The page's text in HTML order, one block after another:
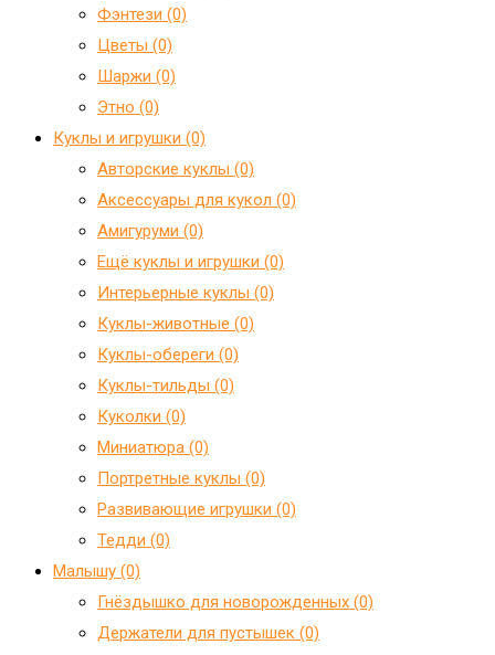
Фэнтези (0)
Цветы (0)
Шаржи (0)
Этно (0)
Куклы и игрушки (0)
Авторские куклы (0)
Аксессуары для кукол (0)
Амигуруми (0)
Ещё куклы и игрушки (0)
Интерьерные куклы (0)
Куклы-животные (0)
Куклы-обереги (0)
Куклы-тильды (0)
Куколки (0)
Миниатюра (0)
Портретные куклы (0)
Развивающие игрушки (0)
Тедди (0)
Малышу (0)
Гнёздышко для новорожденных (0)
Держатели для пустышек (0)